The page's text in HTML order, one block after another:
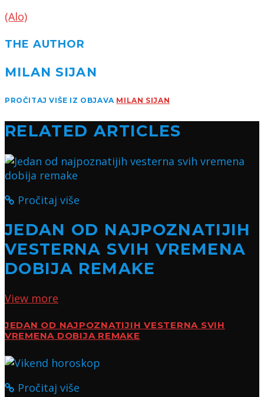
(Alo)
THE AUTHOR
MILAN SIJAN
PROČITAJ VIŠE IZ OBJAVA MILAN SIJAN
RELATED ARTICLES
Pročitaj više
JEDAN OD NAJPOZNATIJIH
VESTERNA SVIH VREMENA
DOBIJA REMAKE
View more
JEDAN OD NAJPOZNATIJIH VESTERNA SVIH
VREMENA DOBIJA REMAKE
Pročitaj više